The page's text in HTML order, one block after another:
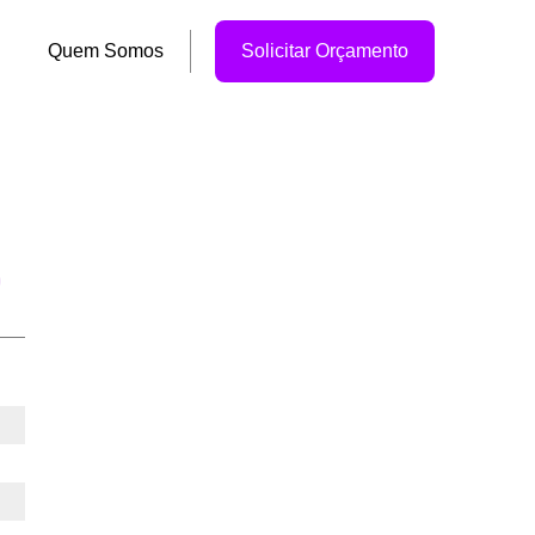
Quem Somos Solicitar Orçamento